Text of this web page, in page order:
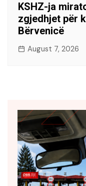
KSHZ-ja
zgjedhjet për
Bërvenicë
August 7, 2026